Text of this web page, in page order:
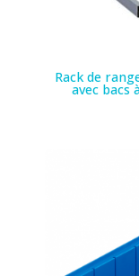
Rack de
avec bacs